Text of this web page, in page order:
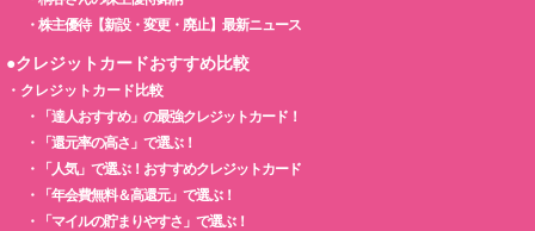
・ 株主優待【新設・変更・廃止】最新ニュース
●クレジットカードおすすめ比較
・ クレジットカード比較
・
「達人おすすめ」の最強クレジットカード！
・
「還元率の高さ」で選ぶ！
・
「人気」で選ぶ！おすすめクレジットカード
・
「年会費無料＆高還元」で選ぶ！
・
「マイルの貯まりやすさ」で選ぶ！